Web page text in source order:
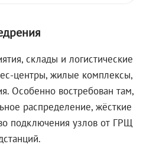
склады и логистические
центры, жилые комплексы,
Особенно востребован там,
распределение, жёсткие
подключения узлов от ГРЩ